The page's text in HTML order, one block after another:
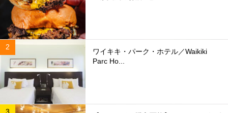
ワイキキ・パーク・ホテル／Waikiki
Parc Ho...